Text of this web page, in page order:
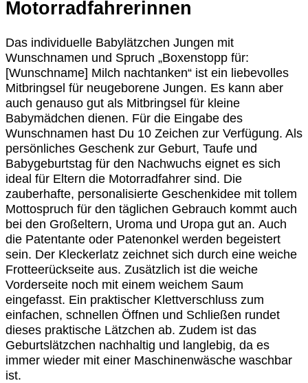
Motorradfahrerinnen
Das individuelle Babylätzchen Jungen mit
Wunschnamen und Spruch „Boxenstopp für:
[Wunschname] Milch nachtanken“ ist ein liebevolles
Mitbringsel für neugeborene Jungen. Es kann aber
auch genauso gut als Mitbringsel für kleine
Babymädchen dienen. Für die Eingabe des
Wunschnamen hast Du 10 Zeichen zur Verfügung. Als
persönliches Geschenk zur Geburt, Taufe und
Babygeburtstag für den Nachwuchs eignet es sich
ideal für Eltern die Motorradfahrer sind. Die
zauberhafte, personalisierte Geschenkidee mit tollem
Mottospruch für den täglichen Gebrauch kommt auch
bei den Großeltern, Uroma und Uropa gut an. Auch
die Patentante oder Patenonkel werden begeistert
sein. Der Kleckerlatz zeichnet sich durch eine weiche
Frotteerückseite aus. Zusätzlich ist die weiche
Vorderseite noch mit einem weichem Saum
eingefasst. Ein praktischer Klettverschluss zum
einfachen, schnellen Öffnen und Schließen rundet
dieses praktische Lätzchen ab. Zudem ist das
Geburtslätzchen nachhaltig und langlebig, da es
immer wieder mit einer Maschinenwäsche waschbar
ist.